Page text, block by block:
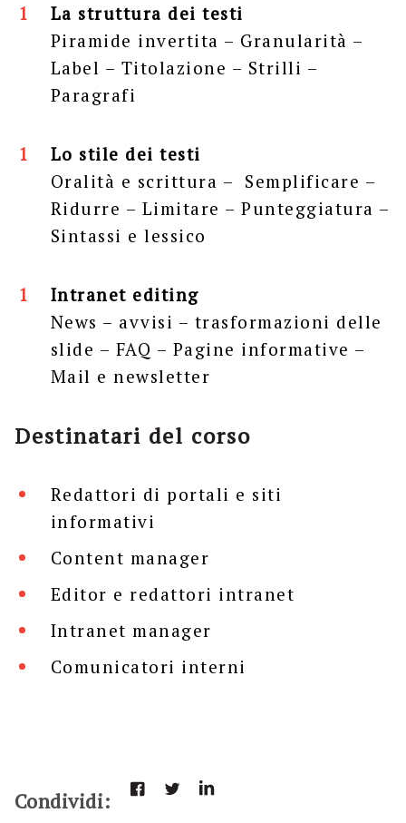
La struttura dei testi
Piramide invertita – Granularità –
Label – Titolazione – Strilli –
Paragrafi
Lo stile dei testi
Oralità e scrittura – Semplificare –
Ridurre – Limitare – Punteggiatura –
Sintassi e lessico
Intranet editing
News – avvisi – trasformazioni delle
slide – FAQ – Pagine informative –
Mail e newsletter
Destinatari del corso
Redattori di portali e siti
informativi
Content manager
Editor e redattori intranet
Intranet manager
Comunicatori interni
Condividi: